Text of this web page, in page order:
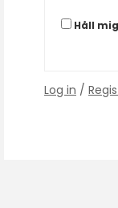
Håll
Log in /